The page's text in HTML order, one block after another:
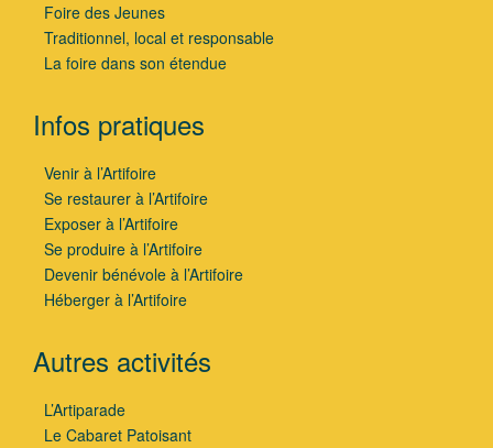
Foire des Jeunes
Traditionnel, local et responsable
La foire dans son étendue
Infos pratiques
Venir à l’Artifoire
Se restaurer à l’Artifoire
Exposer à l’Artifoire
Se produire à l’Artifoire
Devenir bénévole à l’Artifoire
Héberger à l’Artifoire
Autres activités
L’Artiparade
Le Cabaret Patoisant